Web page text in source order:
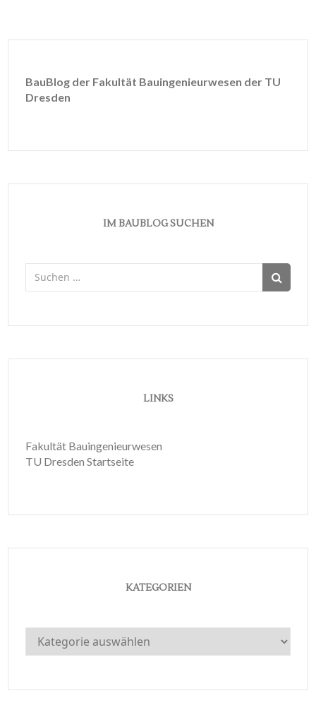
BauBlog der Fakultät Bauingenieurwesen der TU
Dresden
IM BAUBLOG SUCHEN
nach:
LINKS
Fakultät Bauingenieurwesen
TU Dresden Startseite
KATEGORIEN
Kategorien